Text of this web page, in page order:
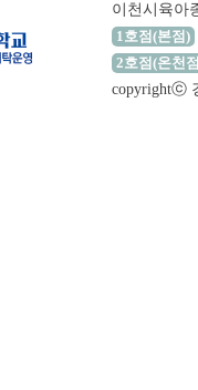
이천시육아
1호점(본점)
2호점(온천
copyrightⓒ